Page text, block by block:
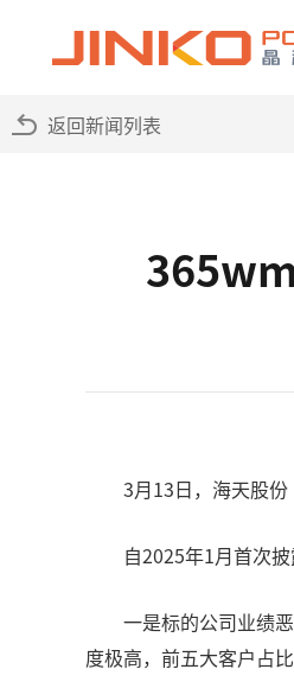
返回新闻列表
3月13日，海天股
自2025年1月首次
一是标的公司业绩
度极高，前五大客户占